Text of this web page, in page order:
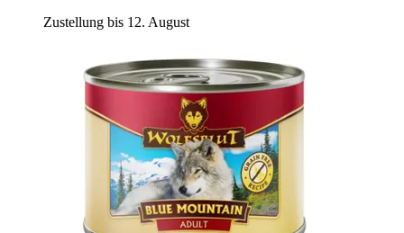
Zustellung bis 12. August